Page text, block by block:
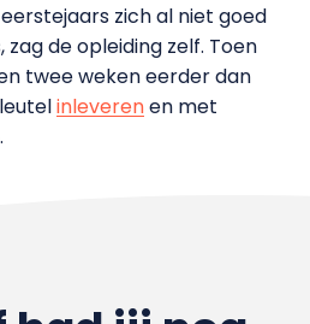
zich al niet goed
de opleiding zelf. Toen
twee weken eerder dan
inleverenen met